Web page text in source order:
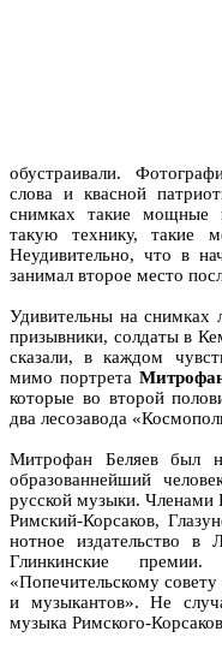
обустраивали.
слова и квасной
снимках такие мощные
такую технику, такие
Неудивительно, что в
занимал второе место
Удивительны на снимках
призывники, солдаты в
сказали, в каждом
мимо портрета
которые во второй
два лесозавода
Митрофан Беляев был
образованнейший
русской музыки. Членами
Римский-Корсаков,
нотное издательство в
Глинкинские
«Попечительскому
и музыкантов». Не
музыка Римского-